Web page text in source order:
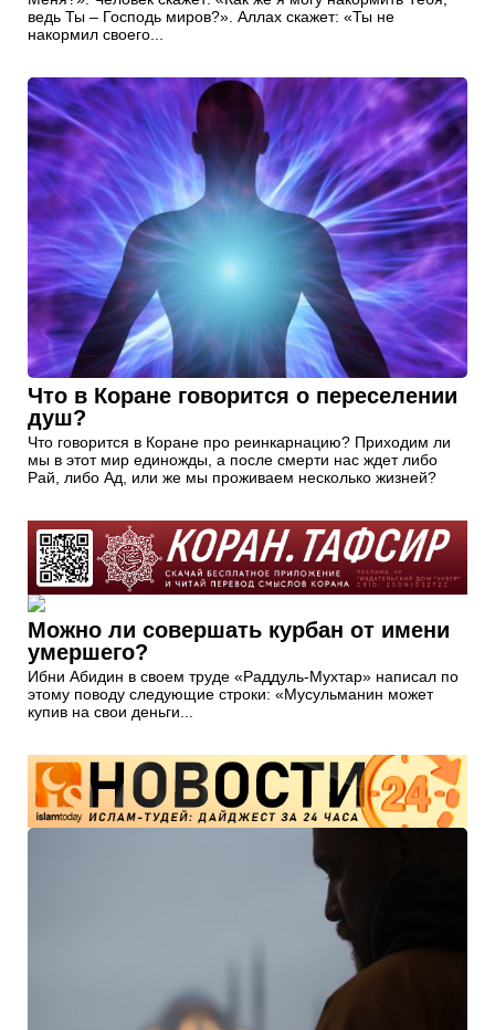
ведь Ты – Господь миров?». Аллах скажет: «Ты не
накормил своего...
Что в Коране говорится о переселении
душ?
Что говорится в Коране про реинкарнацию? Приходим ли
мы в этот мир единожды, а после смерти нас ждет либо
Рай, либо Ад, или же мы проживаем несколько жизней?
Можно ли совершать курбан от имени
умершего?
Ибни Абидин в своем труде «Раддуль-Мухтар» написал по
этому поводу следующие строки: «Мусульманин может
купив на свои деньги...